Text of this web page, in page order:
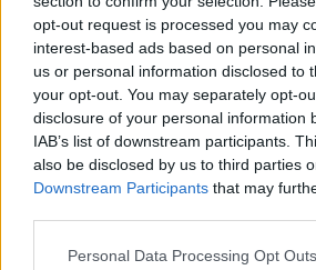
opt-out request is processed you may
interest-based ads based on personal
us or personal information disclosed to
your opt-out. You may separately opt-
disclosure of your personal information
IAB’s list of downstream participants.
also be disclosed by us to third parties
Downstream Participants that may
Personal Data Processing Opt Outs
Zajištění
, aby po vybudování
k dlouhodobému a
dopravního provozu, spojeného
obchvatu, v okolí obchvatu, a to
a Brodská (tzn. provedení
provádění opatření ke zklidnění